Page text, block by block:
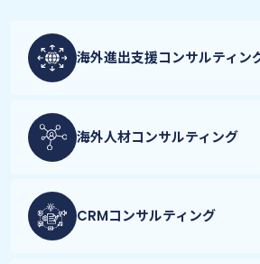
海外進出支援コンサルティン
海外人材コンサルティング
CRMコンサルティング